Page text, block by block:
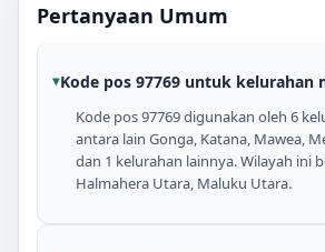
Pertanyaan Umum
Kode pos 97769 untuk kelurahan
Kode pos 97769 digunakan oleh 6
antara lain Gonga, Katana, Mawea,
dan 1 kelurahan lainnya. Wilayah ini
Halmahera Utara, Maluku Utara.